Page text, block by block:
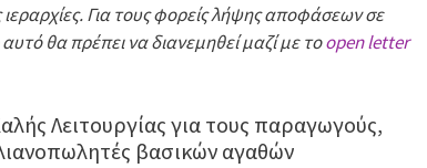
Για τους φορείς λήψης αποφάσεων σε
θα πρέπει να διανεμηθεί μαζί με το open letter
Λειτουργίας για τους παραγωγούς,
βασικών αγαθών